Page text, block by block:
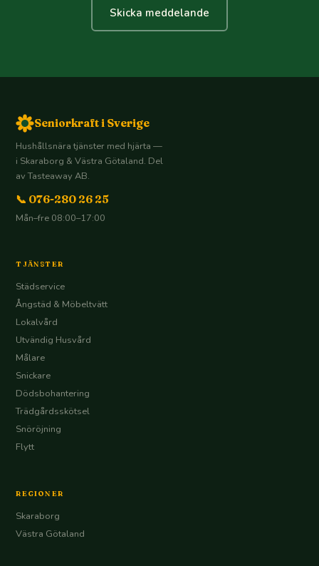
Skicka meddelande
Seniorkraft i Sverige
Hushållsnära tjänster med hjärta —
i Skaraborg & Västra Götaland. Del
av Tasteaway AB.
📞 076-280 26 25
Mån–fre 08:00–17:00
TJÄNSTER
Städservice
Ångstäd & Möbeltvätt
Lokalvård
Utvändig Husvård
Målare
Snickare
Dödsbohantering
Trädgårdsskötsel
Snöröjning
Flytt
REGIONER
Skaraborg
Västra Götaland